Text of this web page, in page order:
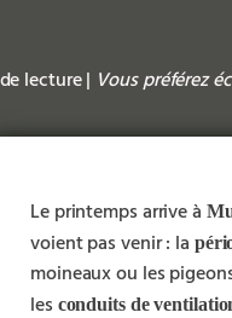
lecture | Vous préférez
Le printemps arrive à
voient pas venir : la
moineaux ou les
les conduits de